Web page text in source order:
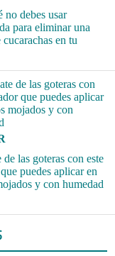
no debes usar
para eliminar una
cucarachas en tu
las goteras con este
puedes aplicar en
y con humedad